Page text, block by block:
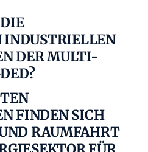
DER MULTI-
FINDEN SICH
RAUMFAHRT